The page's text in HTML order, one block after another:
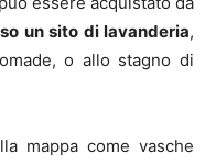
un sito di lavanderia,
o allo stagno di
mappa come vasche